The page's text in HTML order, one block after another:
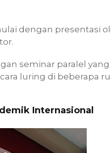
dengan presentasi
seminar paralel
luring di beberapa
Internasional